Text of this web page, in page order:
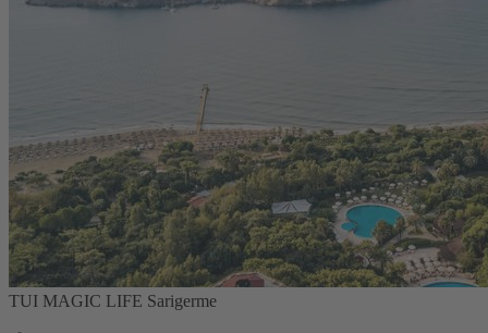
TUI MAGIC LIFE Sarigerme